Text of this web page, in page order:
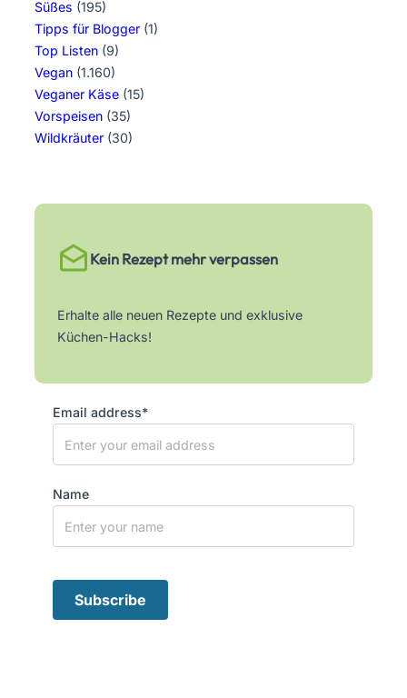
Süßes (195)
Tipps für Blogger (1)
Top Listen (9)
Vegan (1.160)
Veganer Käse (15)
Vorspeisen (35)
Wildkräuter (30)
Kein Rezept mehr verpassen
Erhalte alle neuen Rezepte und exklusive
Küchen-Hacks!
Email address*
Name